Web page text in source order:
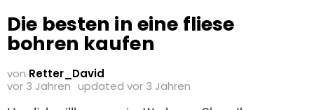
Die besten in eine fliese
bohren kaufen
von Retter_David
vor 3 Jahren updated vor 3 Jahren